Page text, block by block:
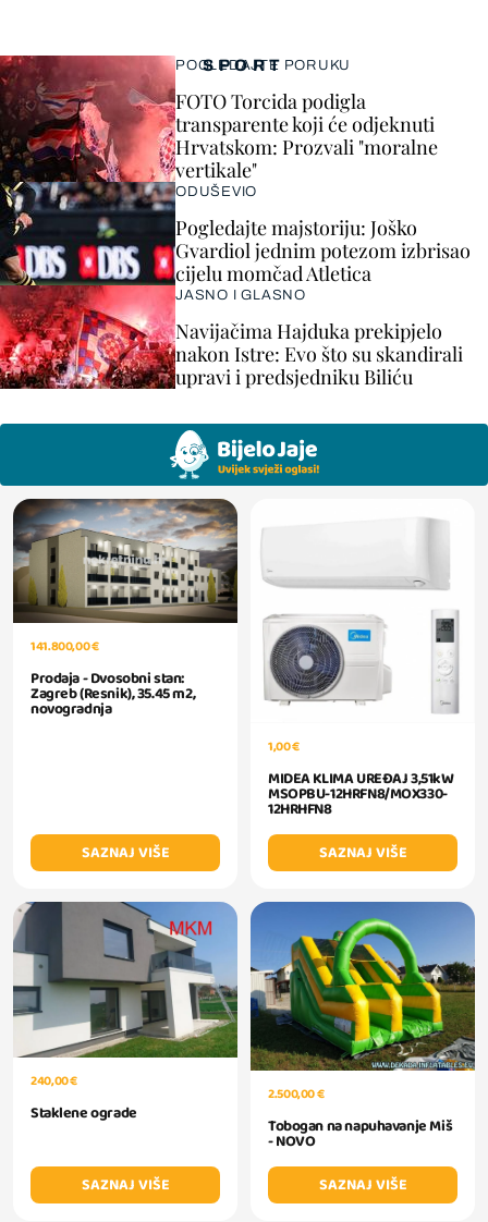
SPORT
POGLEDAJTE PORUKU
FOTO Torcida podigla
transparente koji će odjeknuti
Hrvatskom: Prozvali "moralne
vertikale"
ODUŠEVIO
Pogledajte majstoriju: Joško
Gvardiol jednim potezom izbrisao
cijelu momčad Atletica
JASNO I GLASNO
Navijačima Hajduka prekipjelo
nakon Istre: Evo što su skandirali
upravi i predsjedniku Biliću
141.800,00 €
Prodaja - Dvosobni stan:
Zagreb (Resnik), 35.45 m2,
novogradnja
SAZNAJ VIŠE
1,00 €
MIDEA KLIMA UREĐAJ 3,51kW
MSOPBU-12HRFN8/MOX330-
12HRHFN8
SAZNAJ VIŠE
240,00 €
Staklene ograde
SAZNAJ VIŠE
2.500,00 €
Tobogan na napuhavanje Miš
- NOVO
SAZNAJ VIŠE